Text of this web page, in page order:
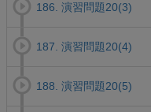
186. 演習問題20(3)
187. 演習問題20(4)
188. 演習問題20(5)